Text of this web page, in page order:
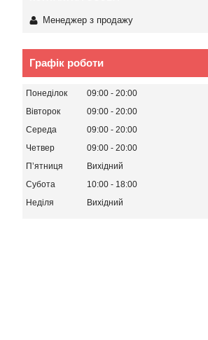
Менеджер з продажу
Графік роботи
Понеділок 09:00
20:00
Вівторок
09:00
20:00
Середа
09:00
20:00
Четвер
09:00
20:00
Пʼятниця
Вихідний
Субота
10:00
18:00
Неділя
Вихідний